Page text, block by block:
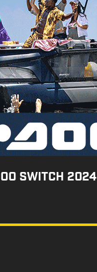
SWITCH 2024